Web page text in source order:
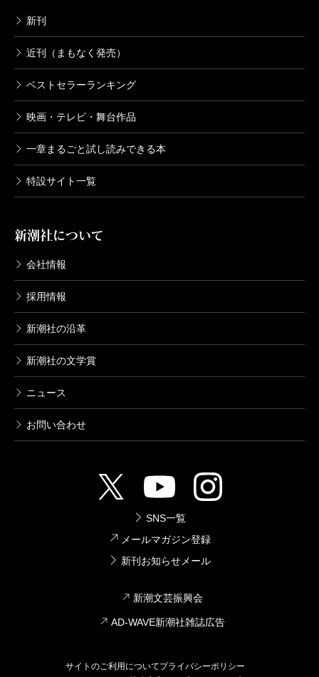
新刊
近刊（まもなく発売）
ベストセラーランキング
映画・テレビ・舞台作品
一章まるごと試し読みできる本
特設サイト一覧
新潮社について
会社情報
採用情報
新潮社の沿革
新潮社の文学賞
ニュース
お問い合わせ
SNS一覧
メールマガジン登録
新刊お知らせメール
新潮文芸振興会
AD-WAVE新潮社雑誌広告
サイトのご利用についてプライバシーポリシー